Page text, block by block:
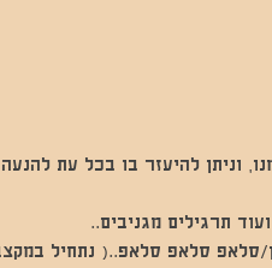
וניתן להיעזר בו בכל עת
תרגילים מגניבים..
סלאפ סלאפ סלאפ..( נתחיל